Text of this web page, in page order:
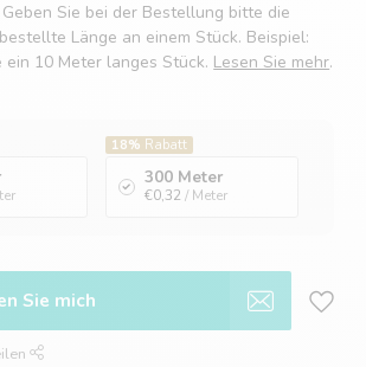
Sie bei der Bestellung bitte die
Länge an einem Stück. Beispiel:
10 Meter langes Stück. Lesen Sie mehr.
18% Rabatt
300 Meter
€0,32 / Meter
Sie mich